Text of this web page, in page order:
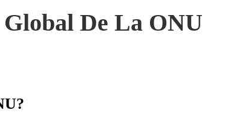
De La ONU